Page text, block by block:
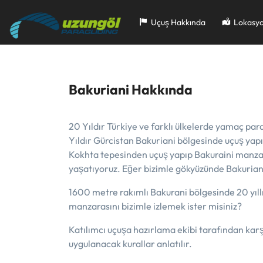
content
Uçuş Hakkında
Bakuriani Hakkında
20 Yıldır Türkiye ve farklı ülkelerde yamaç
Yıldır Gürcistan Bakuriani bölgesinde uçuş
Kokhta tepesinden uçuş yapıp Bakuraini
yaşatıyoruz. Eğer bizimle gökyüzünde
1600 metre rakımlı Bakurani bölgesinde 20
manzarasını bizimle izlemek ister misiniz?
Katılımcı uçuşa hazırlama ekibi tarafından
uygulanacak kurallar anlatılır.